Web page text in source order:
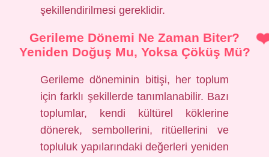
şekillendirilmesi gereklidir.
Gerileme Dönemi Ne Zaman Biter?
Yeniden Doğuş Mu, Yoksa Çöküş Mü?
Gerileme döneminin bitişi, her toplum
için farklı şekillerde tanımlanabilir. Bazı
toplumlar, kendi kültürel köklerine
dönerek, sembollerini, ritüellerini ve
topluluk yapılarındaki değerleri yeniden